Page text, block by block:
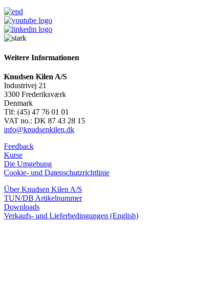
Weitere Informationen
Knudsen Kilen A/S
Industrivej 21
3300 Frederiksværk
Denmark
Tlf: (45) 47 76 01 01
VAT no.: DK 87 43 28 15
info@knudsenkilen.dk
Feedback
Kurse
Die Umgebung
Cookie- und Datenschutzrichtlinie
Über Knudsen Kilen A/S
TUN/DB Artikelnummer
Downloads
Verkaufs- und Lieferbedingungen (English)